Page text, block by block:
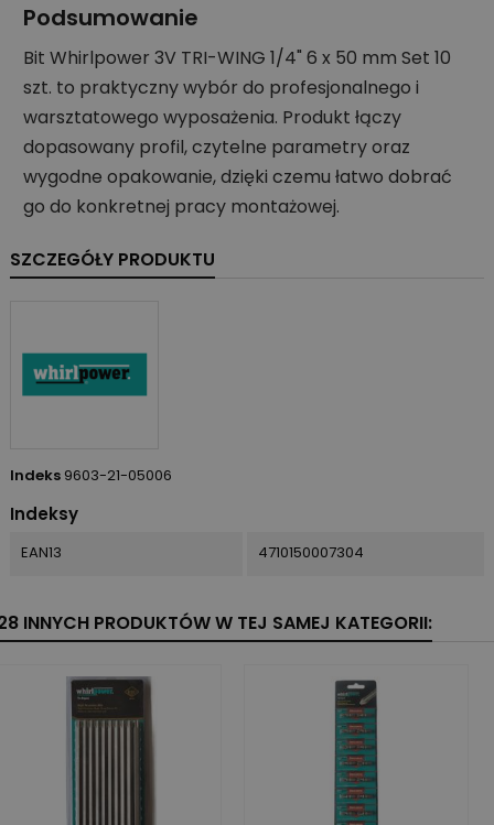
Podsumowanie
Bit Whirlpower 3V TRI-WING 1/4" 6 x 50 mm Set 10
szt. to praktyczny wybór do profesjonalnego i
warsztatowego wyposażenia. Produkt łączy
dopasowany profil, czytelne parametry oraz
wygodne opakowanie, dzięki czemu łatwo dobrać
go do konkretnej pracy montażowej.
SZCZEGÓŁY PRODUKTU
Indeks 9603-21-05006
Indeksy
EAN13 4710150007304
INNYCH PRODUKTÓW W TEJ SAMEJ KATEGORII: